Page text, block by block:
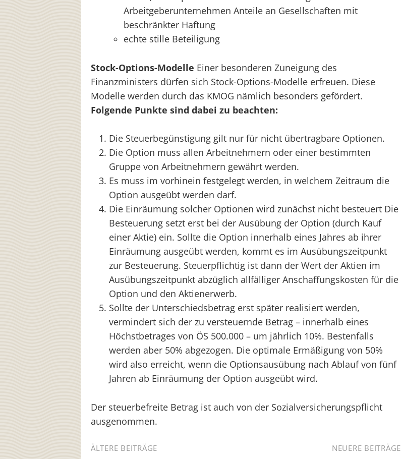
Arbeitgeberunternehmen Anteile an Gesellschaften mit
beschränkter Haftung
echte stille Beteiligung
Stock-Options-Modelle Einer besonderen Zuneigung des
Finanzministers dürfen sich Stock-Options-Modelle erfreuen. Diese
Modelle werden durch das KMOG nämlich besonders gefördert.
Folgende Punkte sind dabei zu beachten:
Die Steuerbegünstigung gilt nur für nicht übertragbare Optionen.
Die Option muss allen Arbeitnehmern oder einer bestimmten
Gruppe von Arbeitnehmern gewährt werden.
Es muss im vorhinein festgelegt werden, in welchem Zeitraum die
Option ausgeübt werden darf.
Die Einräumung solcher Optionen wird zunächst nicht besteuert Die
Besteuerung setzt erst bei der Ausübung der Option (durch Kauf
einer Aktie) ein. Sollte die Option innerhalb eines Jahres ab ihrer
Einräumung ausgeübt werden, kommt es im Ausübungszeitpunkt
zur Besteuerung. Steuerpflichtig ist dann der Wert der Aktien im
Ausübungszeitpunkt abzüglich allfälliger Anschaffungskosten für die
Option und den Aktienerwerb.
Sollte der Unterschiedsbetrag erst später realisiert werden,
vermindert sich der zu versteuernde Betrag – innerhalb eines
Höchstbetrages von ÖS 500.000 – um jährlich 10%. Bestenfalls
werden aber 50% abgezogen. Die optimale Ermäßigung von 50%
wird also erreicht, wenn die Optionsausübung nach Ablauf von fünf
Jahren ab Einräumung der Option ausgeübt wird.
Der steuerbefreite Betrag ist auch von der Sozialversicherungspflicht
ausgenommen.
Beitragsnavigation
ÄLTERE BEITRÄGE NEUERE BEITRÄGE